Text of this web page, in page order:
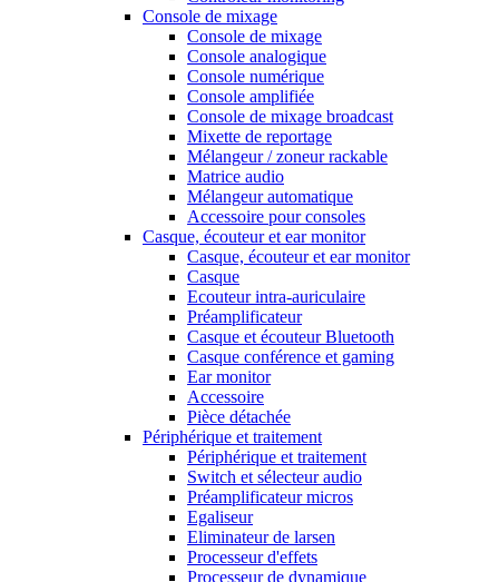
Console de mixage
Console de mixage
Console analogique
Console numérique
Console amplifiée
Console de mixage broadcast
Mixette de reportage
Mélangeur / zoneur rackable
Matrice audio
Mélangeur automatique
Accessoire pour consoles
Casque, écouteur et ear monitor
Casque, écouteur et ear monitor
Casque
Ecouteur intra-auriculaire
Préamplificateur
Casque et écouteur Bluetooth
Casque conférence et gaming
Ear monitor
Accessoire
Pièce détachée
Périphérique et traitement
Périphérique et traitement
Switch et sélecteur audio
Préamplificateur micros
Egaliseur
Eliminateur de larsen
Processeur d'effets
Processeur de dynamique